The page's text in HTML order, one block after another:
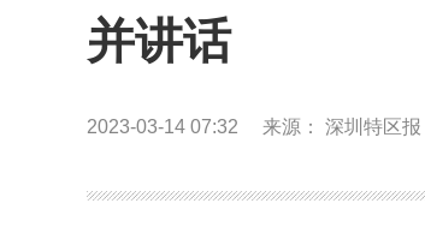
并讲话
2023-03-14 07:32 来源： 深圳特区报